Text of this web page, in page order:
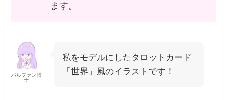
ます。
パルファン博
士
私をモデルにしたタロットカード
「世界」風のイラストです！